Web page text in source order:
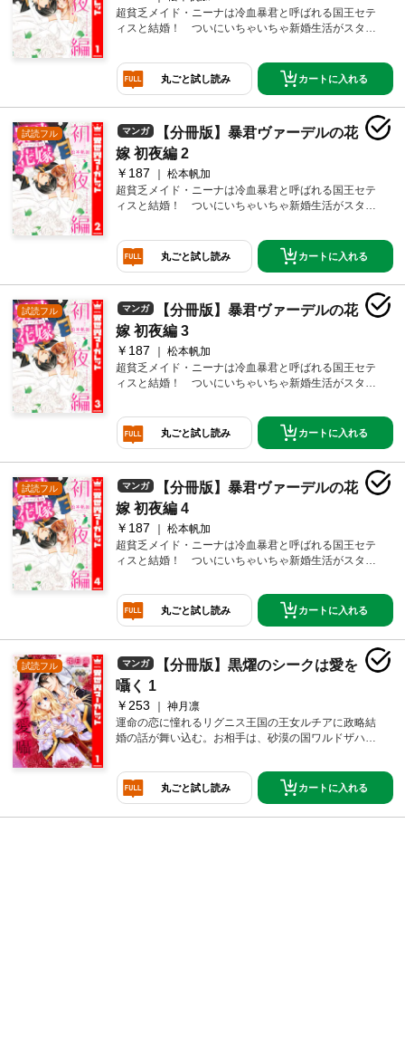
超貧乏メイド・ニーナは冷血暴君と呼ばれる国王セテ
ィスと結婚！ ついにいちゃいちゃ新婚生活がスター
呂で遭遇してしまって!? ちょっと大人でドキドキな初
夜編!!
丸ごと試し読み カートに入れる
試読フル マンガ
【分冊版】暴君ヴァーデルの花
嫁 初夜編 2
￥187
松本帆加
超貧乏メイド・ニーナは冷血暴君と呼ばれる国王セテ
ィスと結婚！ ついにいちゃいちゃ新婚生活がスター
呂で遭遇してしまって!? ちょっと大人でドキドキな初
夜編!!
丸ごと試し読み カートに入れる
試読フル マンガ
【分冊版】暴君ヴァーデルの花
嫁 初夜編 3
￥187
松本帆加
超貧乏メイド・ニーナは冷血暴君と呼ばれる国王セテ
ィスと結婚！ ついにいちゃいちゃ新婚生活がスター
ス以上の進展なし…。そんなある日、セティスとお風
呂で遭遇してしまって!? ちょっと大人でドキドキな初
夜編!!
丸ごと試し読み カートに入れる
試読フル マンガ
【分冊版】暴君ヴァーデルの花
嫁 初夜編 4
￥187
松本帆加
超貧乏メイド・ニーナは冷血暴君と呼ばれる国王セテ
ィスと結婚！ ついにいちゃいちゃ新婚生活がスター
ス以上の進展なし…。そんなある日、セティスとお風
呂で遭遇してしまって!? ちょっと大人でドキドキな初
夜編!!
丸ごと試し読み カートに入れる
試読フル マンガ
【分冊版】黒燿のシークは愛を
囁く 1
￥253
神月凛
運命の恋に憧れるリグニス王国の王女ルチアに政略結
婚の話が舞い込む。お相手は、砂漠の国ワルドザハラ
かし、アファルサードは傲慢で意地悪な性格だった!!
夜ごと、身体を求められるルチア。愛なき誘惑に抗う
ルチアだったが甘く強引なキスに体が熱くなり―!?
丸ごと試し読み カートに入れる